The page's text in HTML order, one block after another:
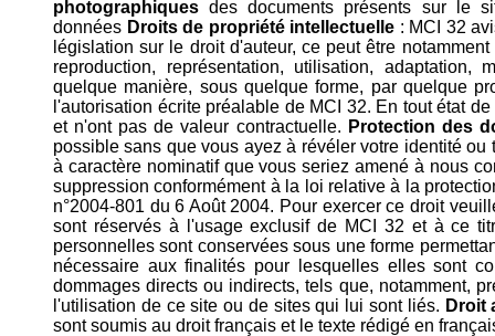
photographiques des documents présents sur le
données Droits de propriété intellectuelle : MCI 32
législation sur le droit d'auteur, ce peut être
reproduction, représentation, utilisation, adaptation,
quelque manière, sous quelque forme, par quelque
l'autorisation écrite préalable de MCI 32. En tout état
et n'ont pas de valeur contractuelle. Protection des
possible sans que vous ayez à révéler votre identité
à caractère nominatif que vous seriez amené à nous
suppression conformément à la loi relative à la
n°2004-801 du 6 Août 2004. Pour exercer ce droit
sont réservés à l'usage exclusif de MCI 32 et à ce
personnelles sont conservées sous une forme
nécessaire aux finalités pour lesquelles elles sont
dommages directs ou indirects, tels que, notamment,
l'utilisation de ce site ou de sites qui lui sont liés. Droit
sont soumis au droit français et le texte rédigé en